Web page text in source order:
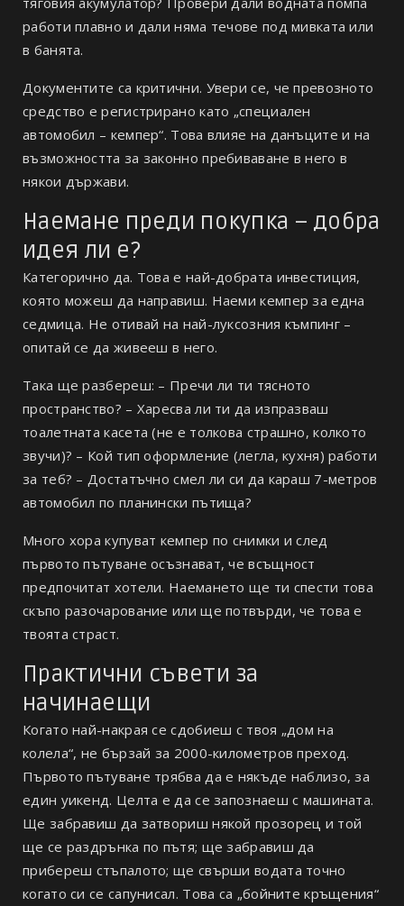
работи плавно и дали няма течове под мивката или
в банята.
Документите са критични. Увери се, че превозното
средство е регистрирано като „специален
автомобил – кемпер“. Това влияе на данъците и на
възможността за законно пребиваване в него в
някои държави.
Наемане преди покупка – добра
идея ли е?
Категорично да. Това е най-добрата инвестиция,
която можеш да направиш. Наеми кемпер за една
седмица. Не отивай на най-луксозния къмпинг –
опитай се да живееш в него.
Така ще разбереш: – Пречи ли ти тясното
пространство? – Харесва ли ти да изпразваш
тоалетната касета (не е толкова страшно, колкото
звучи)? – Кой тип оформление (легла, кухня) работи
за теб? – Достатъчно смел ли си да караш 7-метров
автомобил по планински пътища?
Много хора купуват кемпер по снимки и след
първото пътуване осъзнават, че всъщност
предпочитат хотели. Наемането ще ти спести това
скъпо разочарование или ще потвърди, че това е
твоята страст.
Практични съвети за
начинаещи
Когато най-накрая се сдобиеш с твоя „дом на
колела“, не бързай за 2000-километров преход.
Първото пътуване трябва да е някъде наблизо, за
един уикенд. Целта е да се запознаеш с машината.
Ще забравиш да затвориш някой прозорец и той
ще се раздрънка по пътя; ще забравиш да
прибереш стъпалото; ще свърши водата точно
когато си се сапунисал. Това са „бойните кръщения“